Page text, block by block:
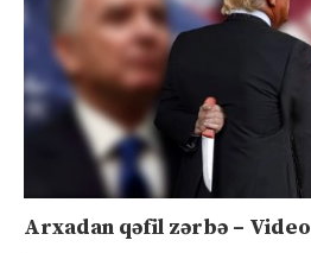
Arxadan qəfil zərbə – Video